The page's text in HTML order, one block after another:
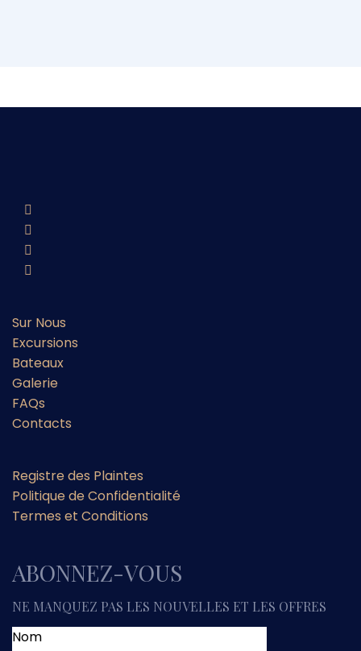
Sur Nous
Excursions
Bateaux
Galerie
FAQs
Contacts
Registre des Plaintes
Politique de Confidentialité
Termes et Conditions
ABONNEZ-VOUS
NE MANQUEZ PAS LES NOUVELLES ET LES OFFRES